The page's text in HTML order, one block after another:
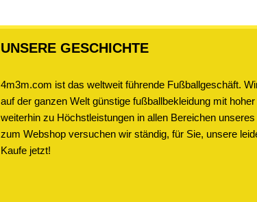
UNSERE GESCHICHTE
4m3m.com ist das weltweit führende Fußballgeschäft.
auf der ganzen Welt günstige fußballbekleidung mit
weiterhin zu Höchstleistungen in allen Bereichen
zum Webshop versuchen wir ständig, für Sie, unsere
Kaufe jetzt!